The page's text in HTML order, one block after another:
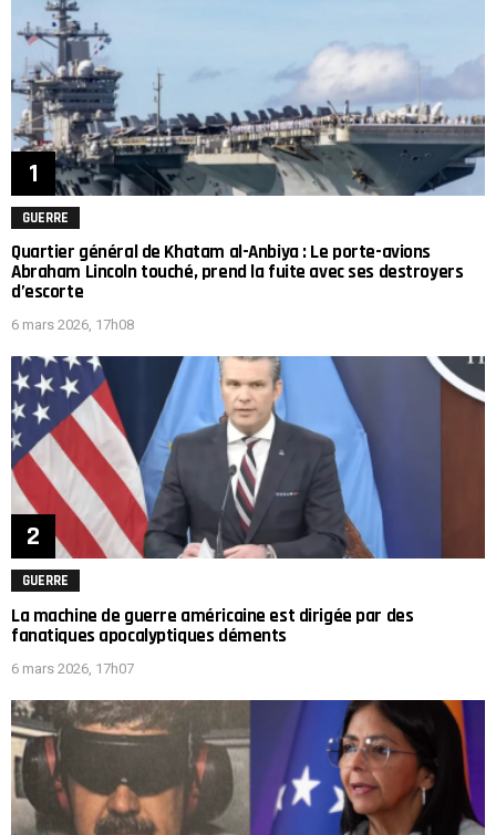
GUERRE
Quartier général de Khatam al-Anbiya : Le porte-avions
Abraham Lincoln touché, prend la fuite avec ses destroyers
d’escorte
6 mars 2026, 17h08
GUERRE
La machine de guerre américaine est dirigée par des
fanatiques apocalyptiques déments
6 mars 2026, 17h07